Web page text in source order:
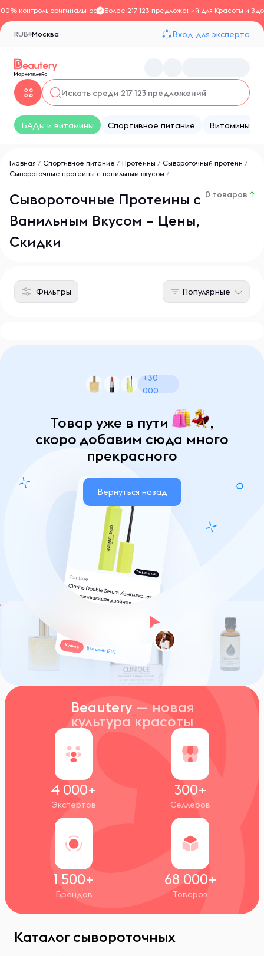
контроль оригинальностиБолее 217 123 предложений для Красоты и
Москва
RUB Вход для эксперта
БАДы и витамины Спортивное питание Витамины
Главная / Спортивное питание / Протеины / Сывороточный протеин /
Сывороточные протеины с ванильным вкусом /
Сывороточные Протеины с
Ванильным Вкусом – Цены,
Скидки
0 товаров ↑
Фильтры Популярные
+30
000
Товар уже в пути
,
скоро добавим сюда много
прекрасного
Вернуться назад
Beautery — новая
культура красоты
4 000+
Экспертов
300+
Селлеров
1 500+
Брендов
68 000+
Товаров
Каталог сывороточных